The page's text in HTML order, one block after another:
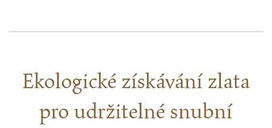
Ekologické získávání zlata
pro udržitelné snubní